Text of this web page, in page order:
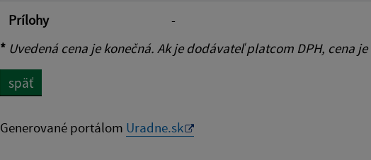
Prílohy
-
* Uvedená cena je konečná. Ak je dodávateľ platcom DPH, cena
späť
Generované portálom Uradne.sk